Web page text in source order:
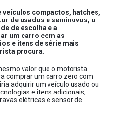
veículos compactos, hatches,
de usados e seminovos, o
de escolha e a
um carro com as
e itens de série mais
procura.
valor que o motorista
comprar um carro zero com
adquirir um veículo usado ou
e itens adicionais,
elétricas e sensor de